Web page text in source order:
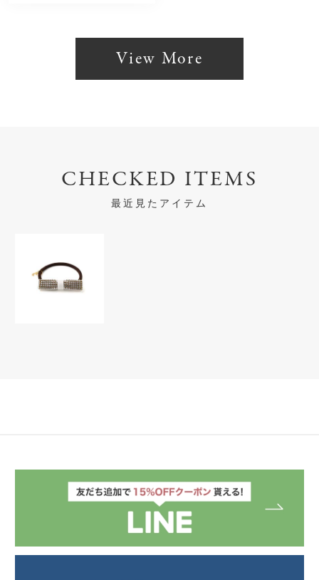
View More
CHECKED ITEMS
最近見たアイテム